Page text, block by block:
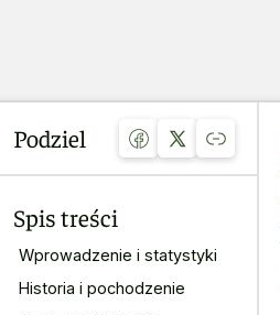
Podziel
Spis treści
Wprowadzenie i statystyki
Historia i pochodzenie